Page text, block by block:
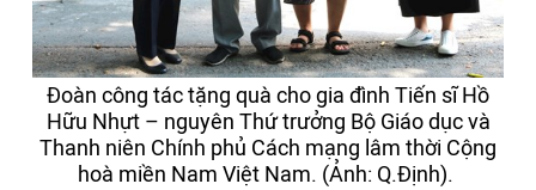
Đoàn công tác tặng quà cho gia đình Tiến sĩ Hồ
Hữu Nhựt – nguyên Thứ trưởng Bộ Giáo dục và
Thanh niên Chính phủ Cách mạng lâm thời Cộng
hoà miền Nam Việt Nam. (Ảnh: Q.Định).